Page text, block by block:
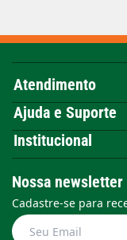
Atendimento
Ajuda e Suporte
Institucional
Nossa newsletter
Cadastre-se para